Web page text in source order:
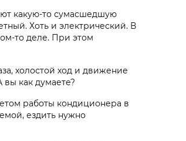
какую-то сумасшедшую
Хоть и электрический. В
то деле. При этом
холостой ход и движение
вы как думаете?
работы кондиционера в
ездить нужно